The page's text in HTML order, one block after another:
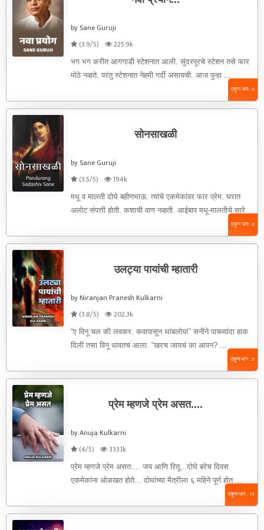
by Sane Guruji
(3.9/5)
225.9k
भग भग करीत आगगाडी स्टेशनात आली. सुंदरपूरचे स्टेशन तसे फार
मोठे नव्हते. परंतु स्टेशनात नेहमी गर्दी असायची. आज पुन्हा ...
एकूण भाग : 8
सोनसाखळी
by Sane Guruji
(3.5/5)
194k
मधू व मालती दोघे बहीणभाऊ. त्यांचे एकमेकांवर फार प्रेम. घरात
अलोट संपत्ती होती. कशाची वाण नव्हती. आईबाप मधू-मालतीचे सारे
एकूण भाग : 8
उलट्या पायांची म्हातारी
by Niranjan Pranesh Kulkarni
(3.8/5)
202.3k
“ए विनू चल की लवकर. कवापासून थांबलोय!” सनीने पाचव्यांदा हाक
दिली तसा विनू धावतच आला. “खरच जायचं का आपन? ...
एकूण भाग : 5
प्रेम म्हणजे प्रेम असत....
by Anuja Kulkarni
(4/5)
333.1k
प्रेम म्हणजे प्रेम असत.... जय आणि रितू...दोघे बरेच दिवस
एकमेकांना ओळखत होते... दोघांच्या मैत्रीला ६ महिने पूर्ण होत ...
एकूण भाग : 15